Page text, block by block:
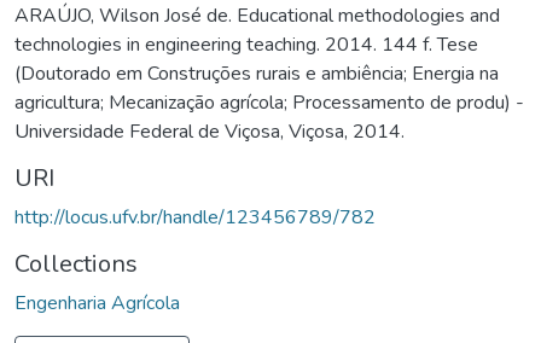
ARAÚJO, Wilson José de. Educational methodologies and
technologies in engineering teaching. 2014. 144 f. Tese
(Doutorado em Construções rurais e ambiência; Energia na
agricultura; Mecanização agrícola; Processamento de produ) -
Universidade Federal de Viçosa, Viçosa, 2014.
URI
http://locus.ufv.br/handle/123456789/782
Collections
Engenharia Agrícola